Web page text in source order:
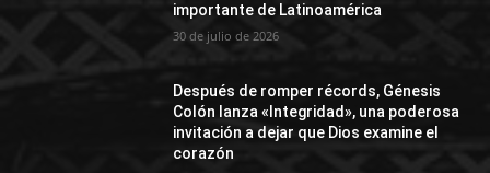
importante de Latinoamérica
30 de julio de 2026
Después de romper récords, Génesis
Colón lanza «Integridad», una poderosa
invitación a dejar que Dios examine el
corazón